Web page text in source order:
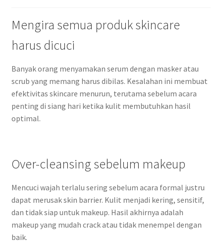
Mengira semua produk skincare
harus dicuci
Banyak orang menyamakan serum dengan masker atau
scrub yang memang harus dibilas. Kesalahan ini membuat
efektivitas skincare menurun, terutama sebelum acara
penting di siang hari ketika kulit membutuhkan hasil
optimal.
Over-cleansing sebelum makeup
Mencuci wajah terlalu sering sebelum acara formal justru
dapat merusak skin barrier. Kulit menjadi kering, sensitif,
dan tidak siap untuk makeup. Hasil akhirnya adalah
makeup yang mudah crack atau tidak menempel dengan
baik.